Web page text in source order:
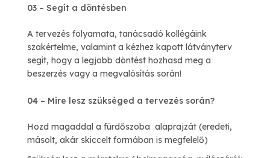
03 – Segít a döntésben
A tervezés folyamata, tanácsadó kollégáink
szakértelme, valamint a kézhez kapott látványterv
segít, hogy a legjobb döntést hozhasd meg a
beszerzés vagy a megvalósítás során!
04 – Mire lesz szükséged a tervezés során?
Hozd magaddal a fürdőszoba alaprajzát (eredeti,
másolt, akár skiccelt formában is megfelelő)